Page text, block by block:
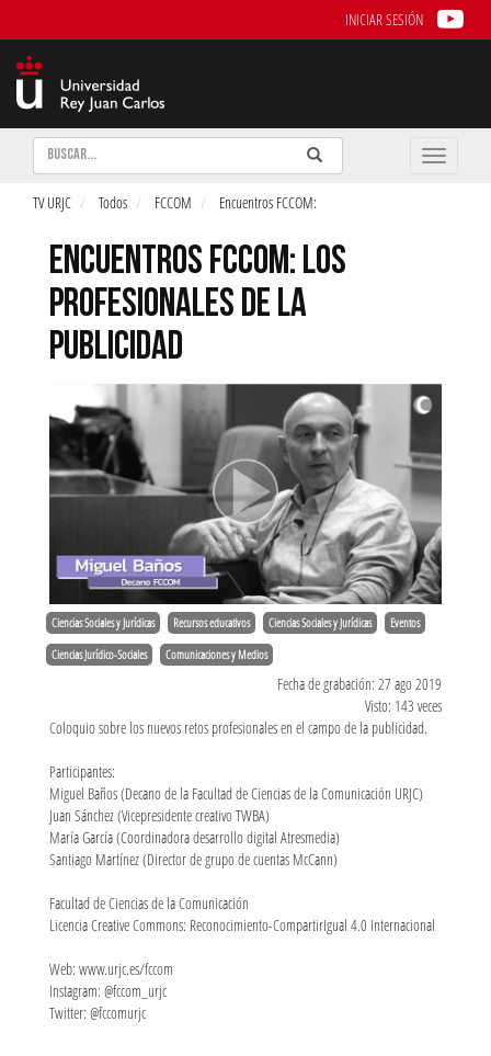
INICIAR SESIÓN
Buscar Enviar
Buscar
Toggle
TV URJC Todos FCCOM Encuentros FCCOM:
ENCUENTROS FCCOM: LOS
PROFESIONALES DE LA
PUBLICIDAD
Ciencias Sociales y Jurídicas Recursos educativos Ciencias Sociales y Jurídicas Eventos
Ciencias Jurídico-Sociales Comunicaciones y Medios
Fecha de grabación: 27 ago 2019
Visto: 143 veces
Coloquio sobre los nuevos retos profesionales en el campo de la publicidad.
Participantes:
Miguel Baños (Decano de la Facultad de Ciencias de la Comunicación URJC)
Juan Sánchez (Vicepresidente creativo TWBA)
María García (Coordinadora desarrollo digital Atresmedia)
Santiago Martínez (Director de grupo de cuentas McCann)
Facultad de Ciencias de la Comunicación
Licencia Creative Commons: Reconocimiento-CompartirIgual 4.0 Internacional
Web: www.urjc.es/fccom
Instagram: @fccom_urjc
Twitter: @fccomurjc